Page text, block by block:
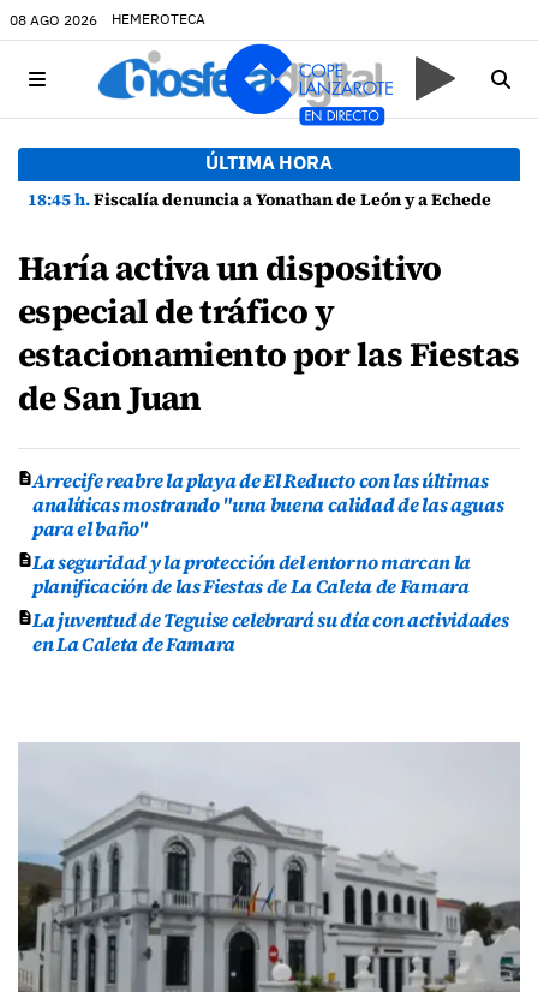
08 AGO 2026 HEMEROTECA
ÚLTIMA HORA
18:45 h.Fiscalía denuncia a Yonathan de León y a Echedey Eugenio por presuntas anomalías en contratos festivos
Haría activa un dispositivo
especial de tráfico y
estacionamiento por las Fiestas
de San Juan
Arrecife reabre la playa de El Reducto con las últimas
analíticas mostrando "una buena calidad de las aguas
para el baño"
La seguridad y la protección del entorno marcan la
planificación de las Fiestas de La Caleta de Famara
La juventud de Teguise celebrará su día con actividades
en La Caleta de Famara